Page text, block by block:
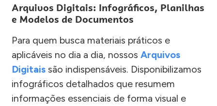
Arquivos Digitais: Infográficos, Planilhas
e Modelos de Documentos
Para quem busca materiais práticos e
aplicáveis no dia a dia, nossos Arquivos
Digitais são indispensáveis. Disponibilizamos
infográficos detalhados que resumem
informações essenciais de forma visual e